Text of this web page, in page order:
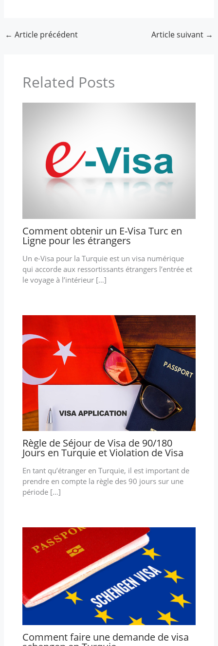
← Article précédent Article suivant →
Related Posts
Comment obtenir un E-Visa Turc en
Ligne pour les étrangers
Un e-Visa pour la Turquie est un visa numérique
qui accorde aux ressortissants étrangers l’entrée et
le voyage à l’intérieur […]
Règle de Séjour de Visa de 90/180
Jours en Turquie et Violation de Visa
En tant qu’étranger en Turquie, il est important de
prendre en compte la règle des 90 jours sur une
période […]
Comment faire une demande de visa